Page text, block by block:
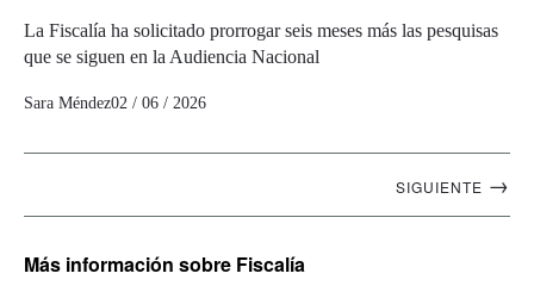
La Fiscalía ha solicitado prorrogar seis meses más las pesquisas
que se siguen en la Audiencia Nacional
Sara Méndez02 / 06 / 2026
SIGUIENTE →
Más información sobre Fiscalía